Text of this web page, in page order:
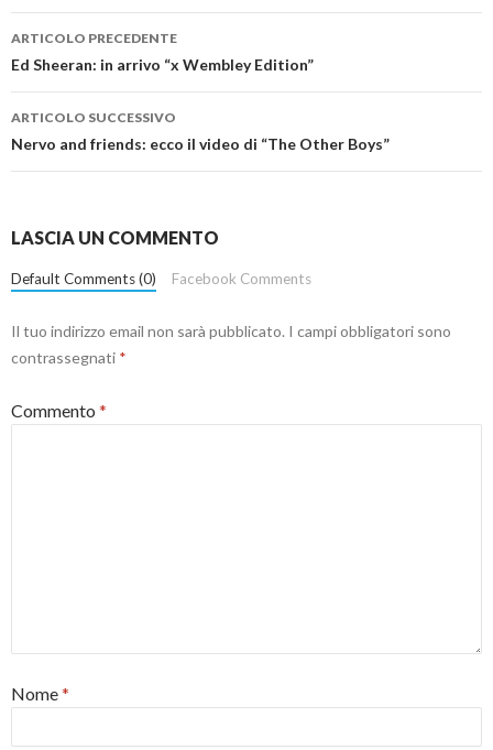
Navigazione
articolo
ARTICOLO PRECEDENTE
Ed Sheeran: in arrivo “x Wembley Edition”
ARTICOLO SUCCESSIVO
Nervo and friends: ecco il video di “The Other Boys”
LASCIA UN COMMENTO
Default Comments (0) Facebook Comments
Il tuo indirizzo email non sarà pubblicato. I campi obbligatori sono
contrassegnati *
Commento *
Nome*